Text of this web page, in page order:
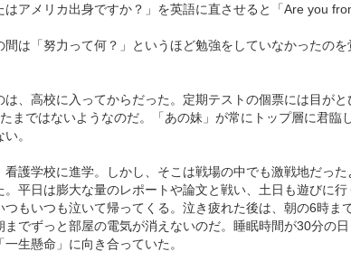
はアメリカ出身ですか？」を英語に直させると「Are you
は「努力って何？」というほど勉強をしていなかったの
、高校に入ってからだった。定期テストの個票には目がと
まではないようなのだ。「あの妹」が常にトップ層に君
。
看護学校に進学。しかし、そこは戦場の中でも激戦地だっ
。平日は膨大な量のレポートや論文と戦い、土日も遊びに
つもいつも泣いて帰ってくる。泣き疲れた後は、朝の6時
までずっと部屋の電気が消えないのだ。睡眠時間が30分の
生懸命」に向き合っていた。